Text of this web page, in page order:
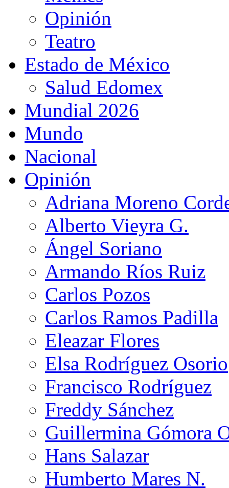
Opinión
Teatro
Estado de México
Salud Edomex
Mundial 2026
Mundo
Nacional
Opinión
Adriana Moreno
Alberto Vieyra G.
Ángel Soriano
Armando Ríos Ruiz
Carlos Pozos
Carlos Ramos Padilla
Eleazar Flores
Elsa Rodríguez Osorio
Francisco Rodríguez
Freddy Sánchez
Guillermina Gómora
Hans Salazar
Humberto Mares N.